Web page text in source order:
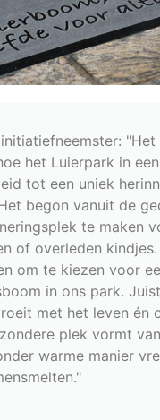
initiatiefneemster:
het Luierpark in
tot een uniek
begon vanuit de
te maken
of overleden
om te kiezen voor
in ons park.
met het leven én
plek vormt
warme manier